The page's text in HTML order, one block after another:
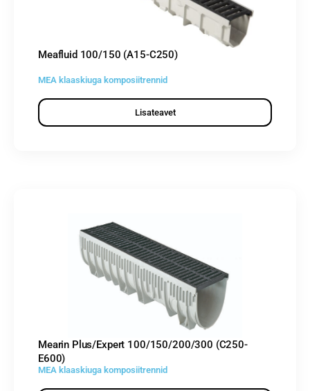
Meafluid 100/150 (A15-C250)
MEA klaaskiuga komposiitrennid
Lisateavet
Mearin Plus/Expert 100/150/200/300 (C250-
E600)
MEA klaaskiuga komposiitrennid